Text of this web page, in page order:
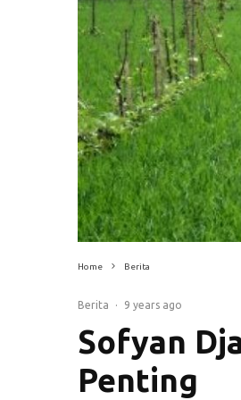
Home Berita
Berita · 9 years ago
Sofyan
Penting